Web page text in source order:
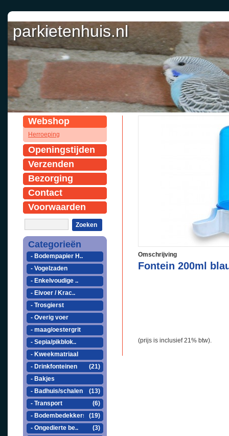
parkietenhuis.nl
Webshop
Herroeping
Openingstijden
Verzenden
Bezorging
Contact
Voorwaarden
Zoeken
Categorieën
- Bodempapier H..
- Vogelzaden
- Enkelvoudige ..
- Eivoer / Krac..
- Trosgierst
- Overig voer
- maag/oestergrit
- Sepia/pikblok..
- Kweekmatriaal
- Drinkfonteinen
(21)
- Bakjes
- Badhuis/schalen
(13)
- Transport
(6)
- Bodembedekkers
(19)
- Ongedierte be..
(3)
Omschrijving
Fontein 200ml
(prijs is inclusief 21% btw).